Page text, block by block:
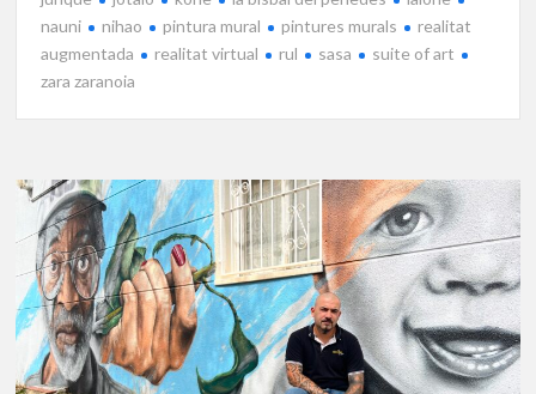
nauni
nihao pintura mural pintures murals
realitat
augmentada
realitat virtual rul sasa
suite of art
zara zaranoia